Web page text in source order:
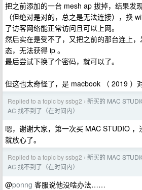
把之前添加的一台 mesh ap 拔掉，结果发
（但绝对是对的，总之是无法连接），换
了访客网络能正常访问且可以上网。
然后实在是受不了，又把之前的那台连上
态，无法获得 ip 。
最后尝试下换了个密码，就可以了。
但这也太奇怪了，是 macbook （ 2019 ）
Replied to a topic by ssbg2 › 新买的 MAC
AC 找不到了（在时间内）
嗯，谢谢大家，第一次买 MAC STUDIO
就放心了。
Replied to a topic by ssbg2 › 新买的 MAC
AC 找不到了（在时间内）
@ponng 客服说他没啥办法……